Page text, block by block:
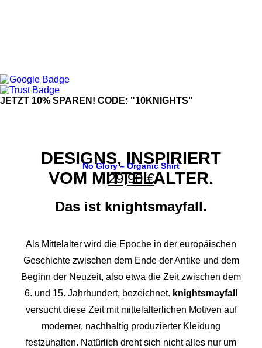
No Glory – Organic Shirt
29,90€
JETZT 10% SPAREN! CODE: "10KNIGHTS"
DESIGNS, INSPIRIERT
VOM MITTELALTER.
Das ist knightsmayfall.
Als Mittelalter wird die Epoche in der europäischen
Geschichte zwischen dem Ende der Antike und dem
Beginn der Neuzeit, also etwa die Zeit zwischen dem
6. und 15. Jahrhundert, bezeichnet. knightsmayfall
versucht diese Zeit mit mittelalterlichen Motiven auf
moderner, nachhaltig produzierter Kleidung
festzuhalten. Natürlich dreht sich nicht alles nur um